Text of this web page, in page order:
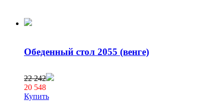
Обеденный стол 2055 (венге)
22 242
20 548
Купить